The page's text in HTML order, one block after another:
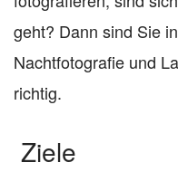
geht? Dann sind Sie
Nachtfotografie und
richtig.
Ziele